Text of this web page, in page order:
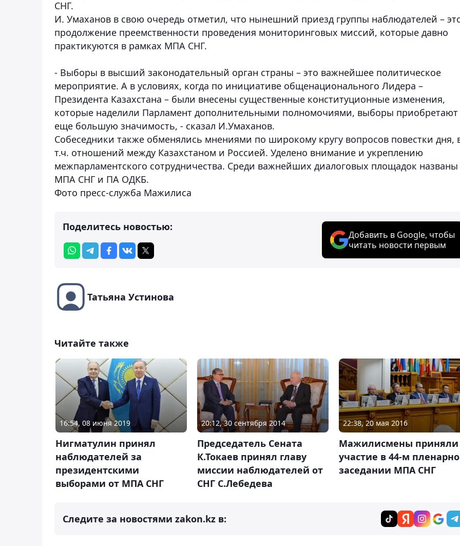
СНГ.
И. Умаханов в свою очередь отметил, что нынешний приезд группы наблюдателей –
продолжение преемственности проведения мониторинговых миссий, которые давно
практикуются в рамках МПА СНГ.
- Выборы в высший законодательный орган страны – это важнейшее политическое
мероприятие. А в условиях, когда по инициативе общенационального Лидера –
Президента Казахстана – были внесены существенные конституционные изменения,
которые наделили Парламент дополнительными полномочиями, выборы приобретают
еще большую значимость, - сказал И.Умаханов.
Собеседники также обменялись мнениями по широкому кругу вопросов повестки дня,
т.ч. отношений между Казахстаном и Россией. Уделено внимание и укреплению
межпарламентского сотрудничества. Среди важнейших диалоговых площадок названы
МПА СНГ и ПА ОДКБ.
Фото пресс-служба Мажилиса
Поделитесь новостью:
Добавить в Google, чтобы
читать новости первым
Татьяна Устинова
Читайте также
16:54, 08 июня 2019
Нигматулин принял
наблюдателей за
президентскими
выборами от МПА СНГ
20:12, 30 сентября 2014
Председатель Сената
К.Токаев принял главу
миссии наблюдателей от
СНГ С.Лебедева
22:38, 20 мая 2016
Мажилисмены приняли
участие в 44-м
заседании МПА СНГ
Следите за новостями zakon.kz в: